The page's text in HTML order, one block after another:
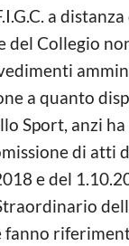
a
del Collegio
a quanto
Sport, anzi
di atti
e del
fanno